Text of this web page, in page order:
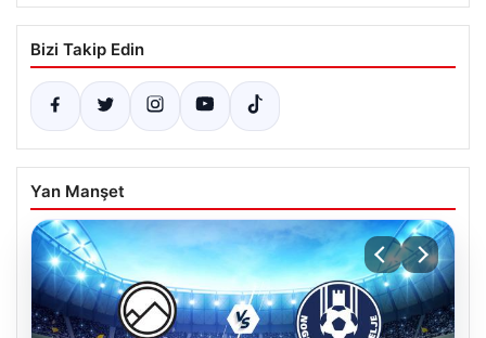
Bizi Takip Edin
Yan Manşet